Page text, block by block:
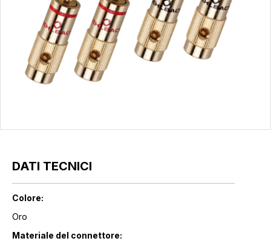
DATI TECNICI
Colore:
Oro
Materiale del connettore: